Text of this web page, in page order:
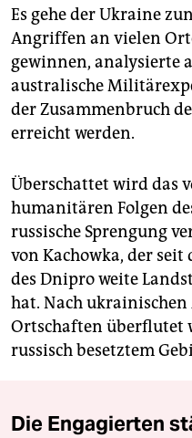
Es gehe der Ukraine
Angriffen an vielen
gewinnen, analysierte
australische
der Zusammenbruch
erreicht werden.
Überschattet wird das
humanitären Folgen
russische Sprengung
von Kachowka, der
des Dnipro weite
hat. Nach ukrainischen
Ortschaften überflutet
russisch besetztem
Die Engagierten